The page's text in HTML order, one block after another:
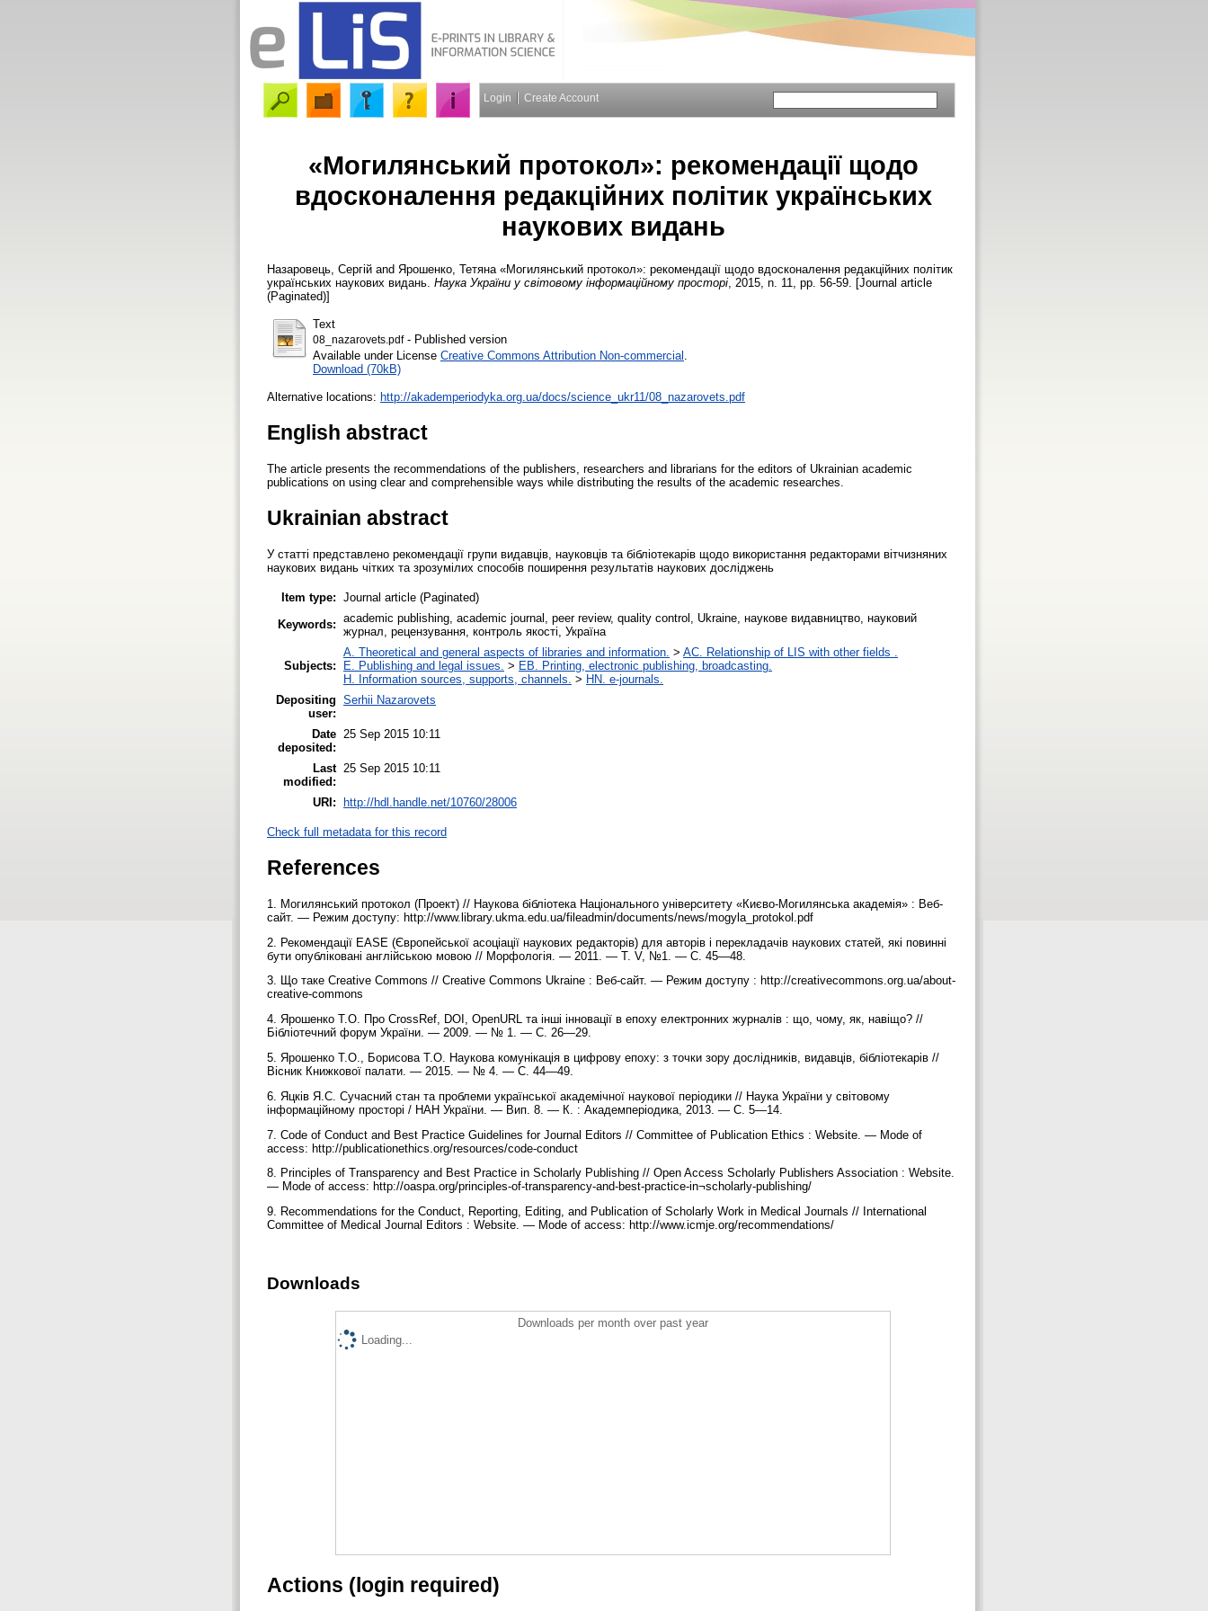
Login Create Account
«Могилянський протокол»: рекомендації щодо
вдосконалення редакційних політик українських
наукових видань
Назаровець, Сергій and Ярошенко, Тетяна «Могилянський протокол»: рекомендації щодо вдосконалення редакційних політик
українських наукових видань. Наука України у світовому інформаційному просторі , 2015, n. 11, pp. 56-59. [Journal article
(Paginated)]
Text
08_nazarovets.pdf- Published version
Available under License Creative Commons Attribution Non-commercial
Download (70kB)
Alternative locations: http://akademperiodyka.org.ua/docs/science_ukr11/08_nazarovets.pdf
English abstract
The article presents the recommendations of the publishers, researchers and librarians for the editors of Ukrainian academic
publications on using clear and comprehensible ways while distributing the results of the academic researches.
Ukrainian abstract
У статті представлено рекомендації групи видавців, науковців та бібліотекарів щодо використання редакторами вітчизняних
наукових видань чітких та зрозумілих способів поширення результатів наукових досліджень
Item type: Journal article (Paginated)
Keywords: academic publishing, academic journal, peer review, quality control, Ukraine, наукове видавництво, науковий
журнал, рецензування, контроль якості, Україна
Subjects:
A. Theoretical and general aspects of libraries and information. > AC. Relationship of LIS with other fields .
E. Publishing and legal issues. > EB. Printing, electronic publishing, broadcasting.
H. Information sources, supports, channels. > HN. e-journals.
Depositing
user:
Serhii Nazarovets
Date
deposited:
25 Sep 2015 10:11
Last
modified:
25 Sep 2015 10:11
URI: http://hdl.handle.net/10760/28006
Check full metadata for this record
References
1. Могилянський протокол (Проект) // Наукова бібліотека Національного університету «Києво-Могилянська академія» : Веб-
сайт. — Режим доступу: http://www.library.ukma.edu.ua/fileadmin/documents/news/mogyla_protokol.pdf
2. Рекомендації EASE (Європейської асоціації наукових редакторів) для авторів і перекладачів наукових статей, які повинні
бути опубліковані англійською мовою // Морфологія. — 2011. — Т. V, №1. — С. 45—48.
3. Що таке Creative Commons // Creative Commons Ukraine : Веб-сайт. — Режим доступу : http://creativecommons.org.ua/about-
creative-commons
4. Ярошенко Т.О. Про CrossRef, DOI, OpenURL та інші інновації в епоху електронних журналів : що, чому, як, навіщо? //
Бібліотечний форум України. — 2009. — № 1. — С. 26—29.
5. Ярошенко Т.О., Борисова Т.О. Наукова комунікація в цифрову епоху: з точки зору дослідників, видавців, бібліотекарів //
Вісник Книжкової палати. — 2015. — № 4. — С. 44—49.
6. Яцків Я.С. Сучасний стан та проблеми української академічної наукової періодики // Наука України у світовому
інформаційному просторі / НАН України. — Вип. 8. — К. : Академперіодика, 2013. — С. 5—14.
7. Code of Conduct and Best Practice Guidelines for Journal Editors // Committee of Publication Ethics : Website. — Mode of
аccess: http://publicationethics.org/resources/code-conduct
8. Principles of Transparency and Best Practice in Scholarly Publishing // Open Access Scholarly Publishers Association : Website.
— Mode of аccess: http://oaspa.org/principles-of-transparency-and-best-practice-in¬scholarly-publishing/
9. Recommendations for the Conduct, Reporting, Editing, and Publication of Scholarly Work in Medical Journals // International
Committee of Medical Journal Editors : Website. — Mode of аccess: http://www.icmje.org/recommendations/
Downloads
Downloads per month over past year
Loading...
Actions (login required)